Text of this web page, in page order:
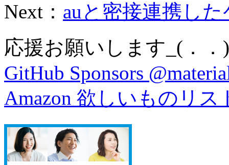
Next： auと密接連携し
応援お願いします_(．．
GitHub Sponsors
Amazon 欲しいものリス